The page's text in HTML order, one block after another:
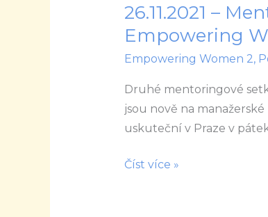
26.11.2021 –
Empowering
Empowering Women 2,
Druhé mentoringové
jsou nově na
uskuteční v Praze v
26.11.2021
–
Mentoringový
program
Empowering
Women
4
Číst více »